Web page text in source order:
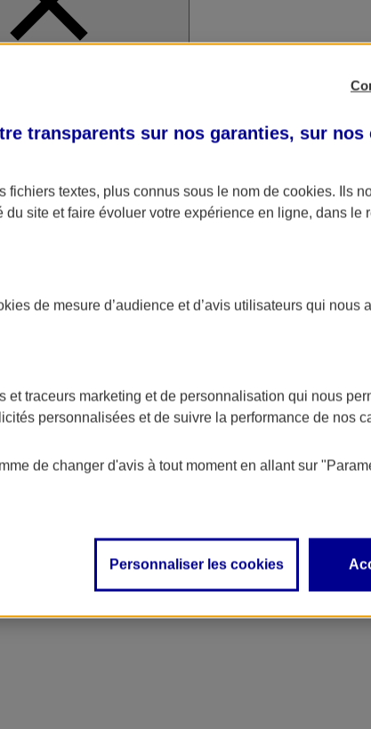
transparents sur nos garanties, sur nos
fichiers textes, plus connus sous le nom de cookies. Ils
site et faire évoluer votre expérience en ligne, dans le
de mesure d’audience et d’avis utilisateurs qui nous
et traceurs marketing et de personnalisation qui nous
personnalisées et de suivre la performance de nos
de changer d'avis à tout moment en allant sur
Personnaliser les cookies